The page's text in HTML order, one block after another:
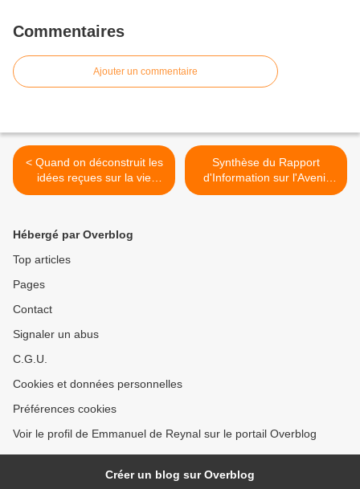
Commentaires
Ajouter un commentaire
< Quand on déconstruit les
idées reçues sur la vie
chère en Martinique
Synthèse du Rapport
d'Information sur l'Avenir
Institutionnel des Outre-mer
Hébergé par Overblog
Top articles
Pages
Contact
Signaler un abus
C.G.U.
Cookies et données personnelles
Préférences cookies
Voir le profil de Emmanuel de Reynal sur le portail Overblog
Créer un blog sur Overblog